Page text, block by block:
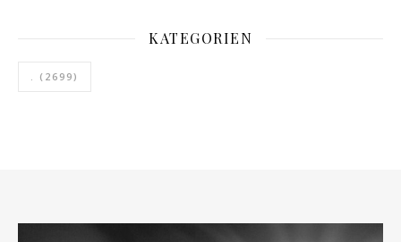
KATEGORIEN
. (2699)